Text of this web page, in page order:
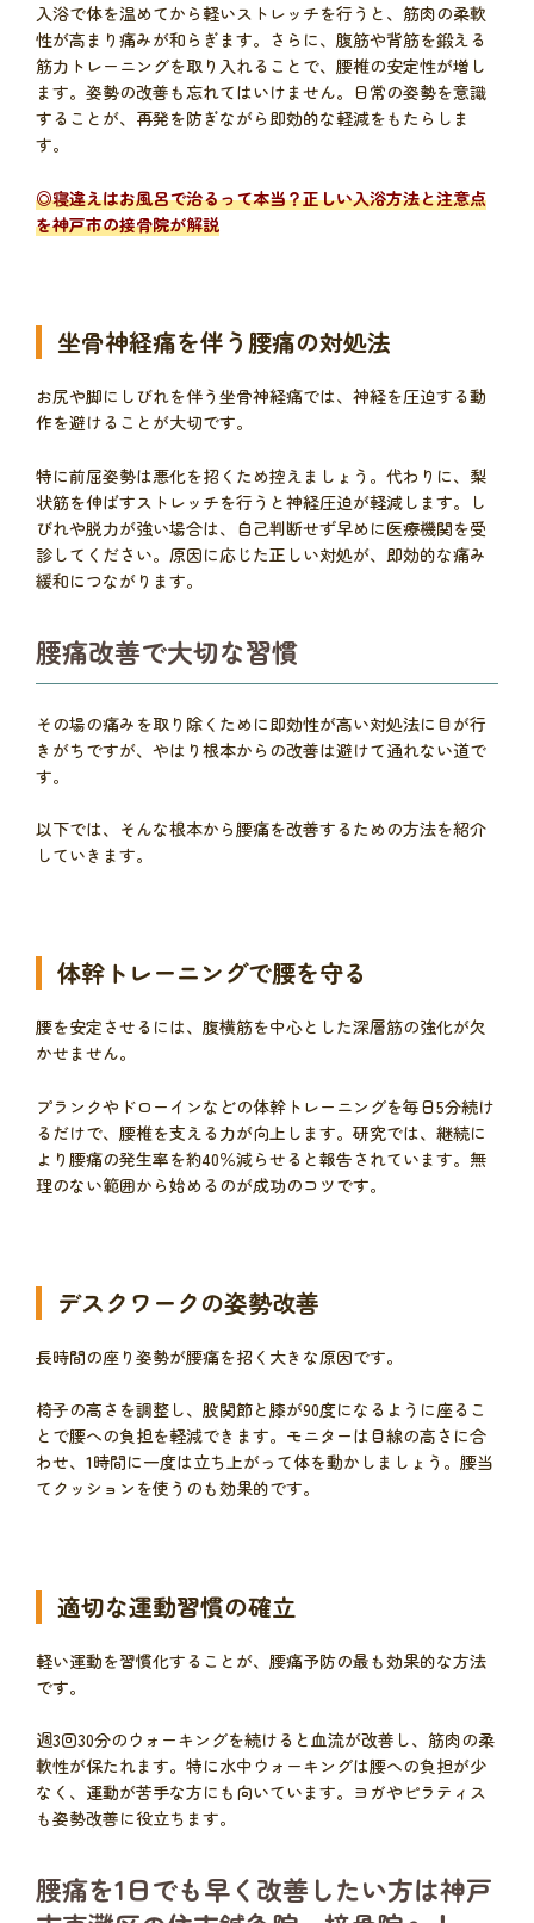
入浴で体を温めてから軽いストレッチを行うと、筋肉の柔軟
性が高まり痛みが和らぎます。さらに、腹筋や背筋を鍛える
筋力トレーニングを取り入れることで、腰椎の安定性が増し
ます。姿勢の改善も忘れてはいけません。日常の姿勢を意識
することが、再発を防ぎながら即効的な軽減をもたらしま
す。
◎寝違えはお風呂で治るって本当？正しい入浴方法と注意点
を神戸市の接骨院が解説
坐骨神経痛を伴う腰痛の対処法
お尻や脚にしびれを伴う坐骨神経痛では、神経を圧迫する動
作を避けることが大切です。
特に前屈姿勢は悪化を招くため控えましょう。代わりに、梨
状筋を伸ばすストレッチを行うと神経圧迫が軽減します。し
びれや脱力が強い場合は、自己判断せず早めに医療機関を受
診してください。原因に応じた正しい対処が、即効的な痛み
緩和につながります。
腰痛改善で大切な習慣
その場の痛みを取り除くために即効性が高い対処法に目が行
きがちですが、やはり根本からの改善は避けて通れない道で
す。
以下では、そんな根本から腰痛を改善するための方法を紹介
していきます。
体幹トレーニングで腰を守る
腰を安定させるには、腹横筋を中心とした深層筋の強化が欠
かせません。
プランクやドローインなどの体幹トレーニングを毎日5分続け
るだけで、腰椎を支える力が向上します。研究では、継続に
より腰痛の発生率を約40％減らせると報告されています。無
理のない範囲から始めるのが成功のコツです。
デスクワークの姿勢改善
長時間の座り姿勢が腰痛を招く大きな原因です。
椅子の高さを調整し、股関節と膝が90度になるように座るこ
とで腰への負担を軽減できます。モニターは目線の高さに合
わせ、1時間に一度は立ち上がって体を動かしましょう。腰当
てクッションを使うのも効果的です。
適切な運動習慣の確立
軽い運動を習慣化することが、腰痛予防の最も効果的な方法
です。
週3回30分のウォーキングを続けると血流が改善し、筋肉の柔
軟性が保たれます。特に水中ウォーキングは腰への負担が少
なく、運動が苦手な方にも向いています。ヨガやピラティス
も姿勢改善に役立ちます。
腰痛を1日でも早く改善したい方は神戸